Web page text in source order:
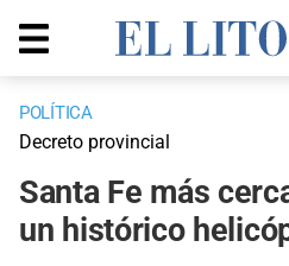
POLÍTICA
Decreto provincial
Santa Fe más
un histórico